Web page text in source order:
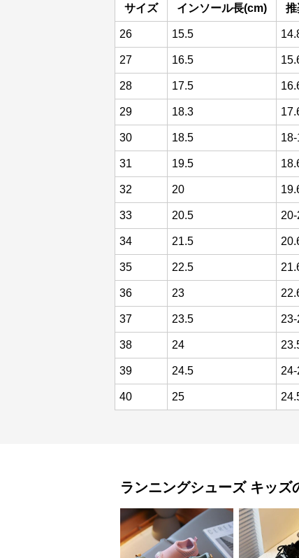
サイズ インソール長(cm) 推
26 15.5
27 16.5
28 17.5
29 18.3
30 18.5
31 19.5
32 20
33 20.5
34 21.5
35 22.5
36 23
37 23.5
38 24
39 24.5
40 25
ランニングシューズ キッズ